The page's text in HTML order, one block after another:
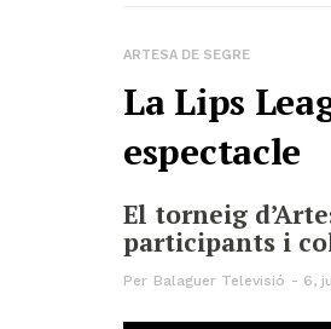
ARTESA DE SEGRE
La Lips
espectacle
El torneig
participants i
Per Balaguer Televisió 6,